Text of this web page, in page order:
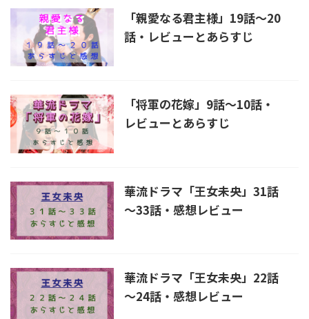
「親愛なる君主様」19話～20
話・レビューとあらすじ
「将軍の花嫁」9話～10話・
レビューとあらすじ
華流ドラマ「王女未央」31話
～33話・感想レビュー
華流ドラマ「王女未央」22話
～24話・感想レビュー